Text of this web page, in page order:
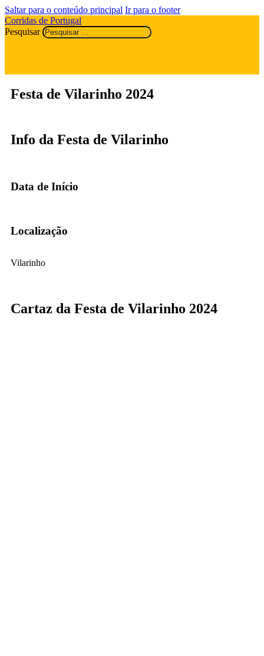
Saltar para o conteúdo principal Ir para o footer
Corridas de Portugal
Pesquisar
Festa de Vilarinho 2024
Info da Festa de Vilarinho
Data de Início
Localização
Vilarinho
Cartaz da Festa de Vilarinho 2024